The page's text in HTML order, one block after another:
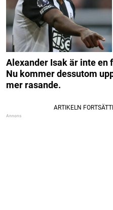
Alexander Isak är inte en
Nu kommer dessutom
mer rasande.